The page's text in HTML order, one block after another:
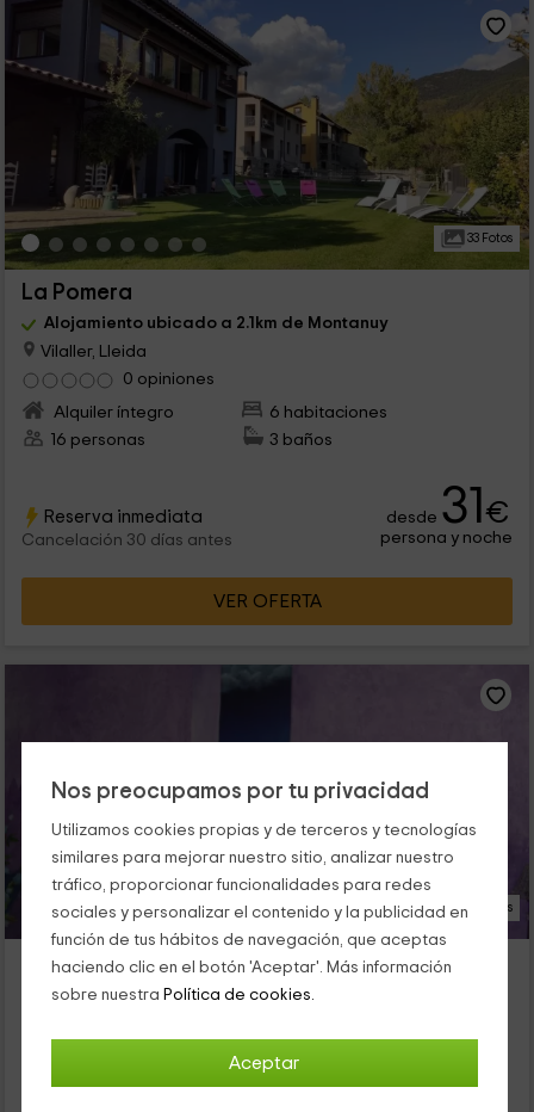
Nos preocupamos por tu privacidad
Utilizamos cookies propias y de terceros y tecnologías
similares para mejorar nuestro sitio, analizar nuestro
tráfico, proporcionar funcionalidades para redes
sociales y personalizar el contenido y la publicidad en
función de tus hábitos de navegación, que aceptas
haciendo clic en el botón 'Aceptar'. Más información
sobre nuestra Política de cookies.
Aceptar
33 Fotos
La Pomera
Alojamiento ubicado a 2.1km de Montanuy
Vilaller, Lleida
0 opiniones
Alquiler íntegro
6 habitaciones
16 personas
3 baños
Reserva inmediata
Cancelación 30 días antes
desde 31€
persona y noche
VER OFERTA
25 Fotos
Borda de Calvera
Alojamiento ubicado a 2.6km de Montanuy